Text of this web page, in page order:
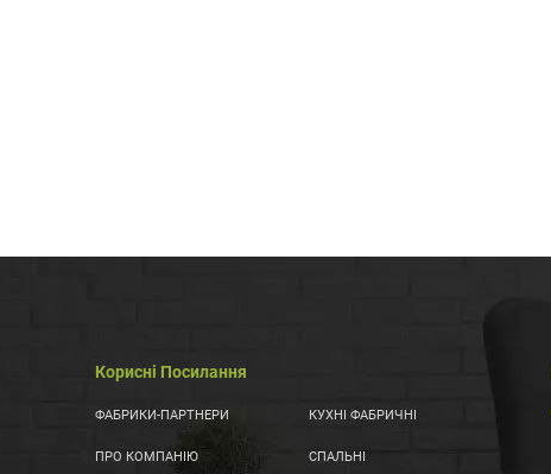
Корисні Посилання
ФАБРИКИ-ПАРТНЕРИ
ПРО КОМПАНІЮ
КУХНІ ФАБРИЧНІ
СПАЛЬНІ